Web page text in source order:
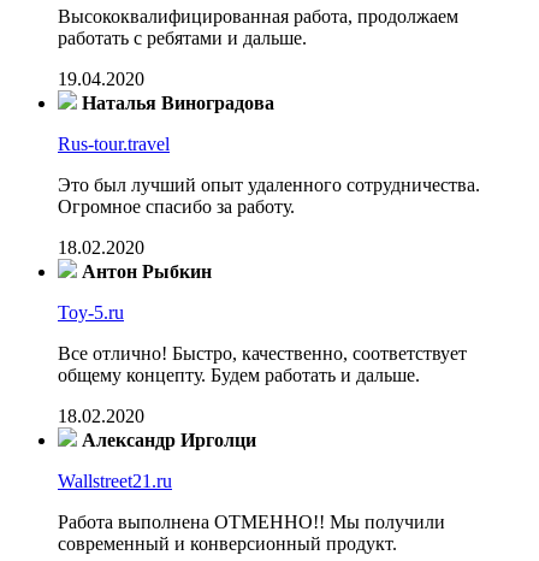
Высококвалифицированная работа, продолжаем
работать с ребятами и дальше.
19.04.2020
Наталья Виноградова
Rus-tour.travel
Это был лучший опыт удаленного сотрудничества.
Огромное спасибо за работу.
18.02.2020
Антон Рыбкин
Toy-5.ru
Все отлично! Быстро, качественно, соответствует
общему концепту. Будем работать и дальше.
18.02.2020
Александр Ирголци
Wallstreet21.ru
Работа выполнена ОТМЕННО!! Мы получили
современный и конверсионный продукт.